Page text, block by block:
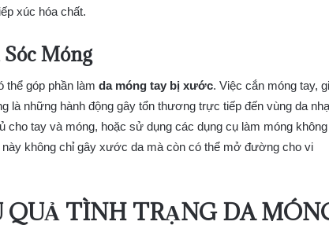
xúc hóa chất.
Móng
thể góp phần làm da móng tay bị xước. Việc cắn móng tay,
là những hành động gây tổn thương trực tiếp đến vùng da
tay và móng, hoặc sử dụng các dụng cụ làm móng không
không chỉ gây xước da mà còn có thể mở đường cho vi
QUẢ TÌNH TRẠNGDA